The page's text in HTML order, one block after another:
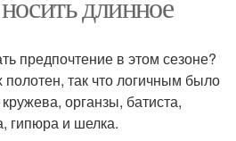
предпочтение в этом сезоне?
так что логичным было
органзы, батиста,
гипюра и шелка.